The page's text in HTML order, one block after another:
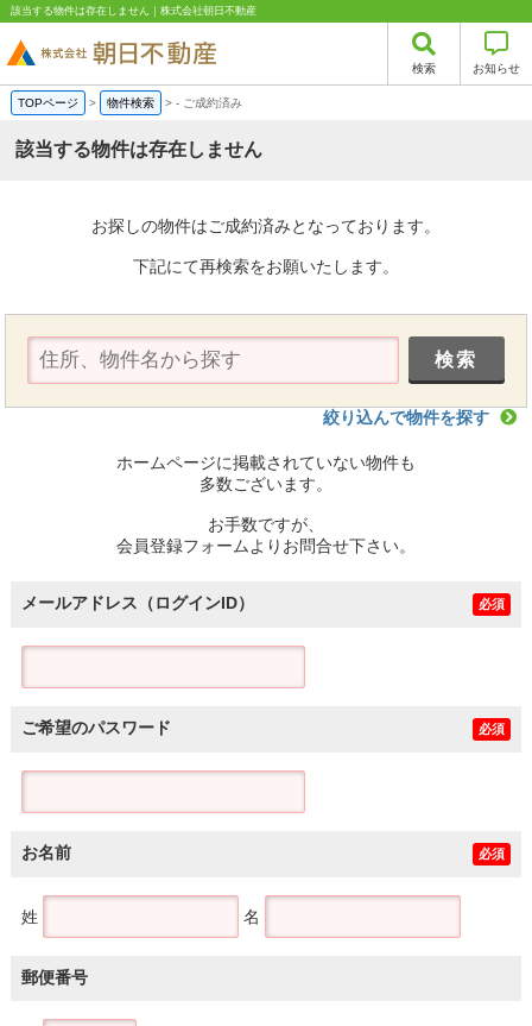
該当する物件は存在しません｜株式会社朝日不動産
検索 お知らせ
TOPページ > 物件検索 >- ご成約済み
該当する物件は存在しません
お探しの物件はご成約済みとなっております。
下記にて再検索をお願いたします。
絞り込んで物件を探す
ホームページに掲載されていない物件も
多数ございます。
お手数ですが、
会員登録フォームよりお問合せ下さい。
メールアドレス（ログインID） 必須
ご希望のパスワード 必須
お名前 必須
姓 名
郵便番号